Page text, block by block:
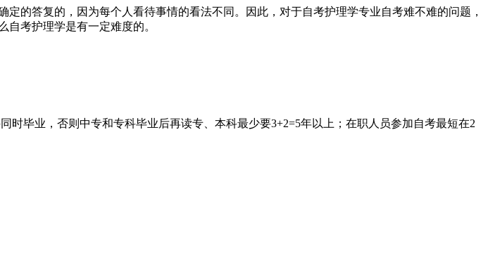
的答复的，因为每个人看待事情的看法不同。因此，对于自考护理学专业自考难不难的问题，
考护理学是有一定难度的。
毕业，否则中专和专科毕业后再读专、本科最少要3+2=5年以上；在职人员参加自考最短在2